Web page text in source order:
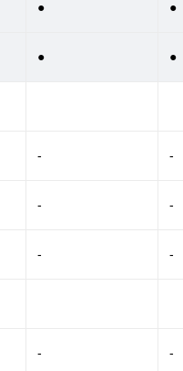
● ●
● ●
- -
- -
- -
- -